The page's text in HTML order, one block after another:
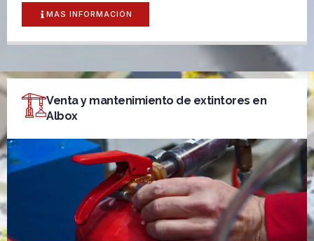
MAS INFORMACIÓN
Venta y mantenimiento de extintores en
Albox